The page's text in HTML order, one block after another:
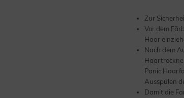
Zur
Vor dem
Haar
Nach dem
Panic
Ausspülen
Damit die